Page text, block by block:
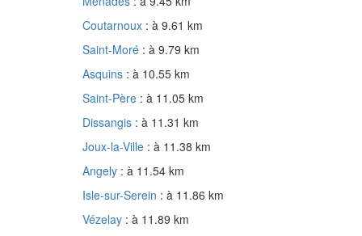
Coutarnoux : à 9.61 km
Saint-Moré : à 9.79 km
Asquins : à 10.55 km
Saint-Père : à 11.05 km
Dissangis : à 11.31 km
Joux-la-Ville : à 11.38 km
Angely : à 11.54 km
Isle-sur-Serein : à 11.86 km
Vézelay : à 11.89 km